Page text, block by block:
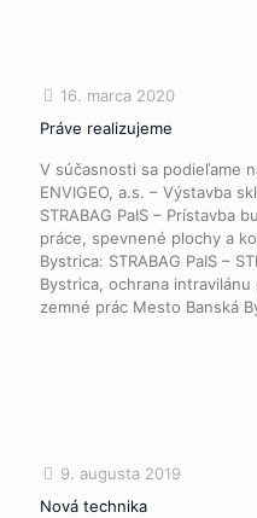
16. marca 2020
Práve realizujeme
V súčasnosti sa podieľame
ENVIGEO, a.s. – Výstavba
STRABAG PaIS – Prístavba
práce, spevnené plochy a
Bystrica: STRABAG PaIS –
Bystrica, ochrana
zemné prác Mesto Banská
9. augusta 2019
Nová technika